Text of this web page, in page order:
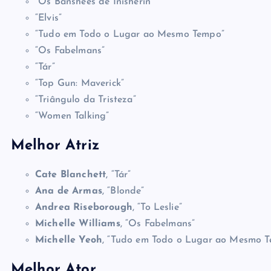
“Os Banshees de Inisherin”
“Elvis”
“Tudo em Todo o Lugar ao Mesmo Tempo”
“Os Fabelmans”
“Tár”
“Top Gun: Maverick”
“Triângulo da Tristeza”
“Women Talking”
Melhor Atriz
Cate Blanchett, “Tár”
Ana de Armas, “Blonde”
Andrea Riseborough, “To Leslie”
Michelle Williams, “Os Fabelmans”
Michelle Yeoh, “Tudo em Todo o Lugar ao Mesmo